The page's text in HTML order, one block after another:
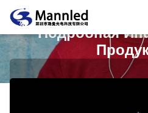
Подробная